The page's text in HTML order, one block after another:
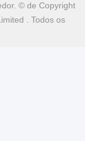
© de Copyright
. Todos os